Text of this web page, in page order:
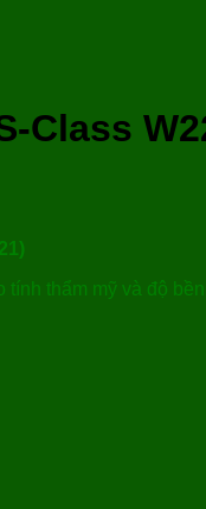
tính thẩm mỹ và độ